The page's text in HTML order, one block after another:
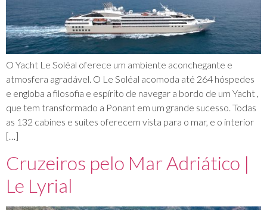
O Yacht Le Soléal oferece um ambiente aconchegante e
atmosfera agradável. O Le Soléal acomoda até 264 hóspedes
e engloba a filosofia e espírito de navegar a bordo de um Yacht ,
que tem transformado a Ponant em um grande sucesso. Todas
as 132 cabines e suítes oferecem vista para o mar, e o interior
[…]
Cruzeiros pelo Mar Adriático |
Le Lyrial